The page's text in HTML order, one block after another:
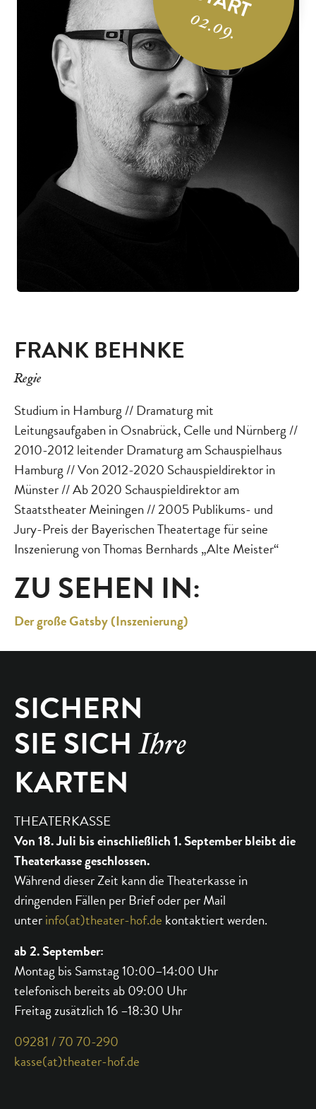
02.09.
FRANK BEHNKE
Regie
Studium in Hamburg // Dramaturg mit
Leitungsaufgaben in Osnabrück, Celle und Nürnberg //
2010-2012 leitender Dramaturg am Schauspielhaus
Hamburg // Von 2012-2020 Schauspieldirektor in
Münster // Ab 2020 Schauspieldirektor am
Staatstheater Meiningen // 2005 Publikums- und
Jury-Preis der Bayerischen Theatertage für seine
Inszenierung von Thomas Bernhards „Alte Meister“
ZU SEHEN IN:
Der große Gatsby (Inszenierung)
SICHERN
SIE SICH Ihre
KARTEN
THEATERKASSE
Von 18. Juli bis einschließlich 1. September bleibt die
Theaterkasse geschlossen.
Während dieser Zeit kann die Theaterkasse in
dringenden Fällen per Brief oder per Mail
unterinfo(at)theater-hof.de kontaktiert werden.
ab 2. September:
Montag bis Samstag 10:00–14:00 Uhr
telefonisch bereits ab 09:00 Uhr
Freitag zusätzlich 16 –18:30 Uhr
09281 / 70 70-290
kasse(at)theater-hof.de